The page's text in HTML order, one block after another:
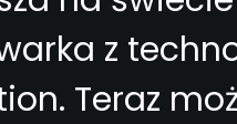
z
Teraz